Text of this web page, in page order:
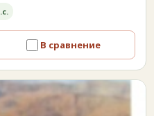
В сравнение